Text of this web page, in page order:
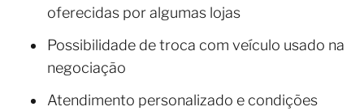
oferecidas por algumas lojas
Possibilidade de troca com veículo usado na
negociação
Atendimento personalizado e condições